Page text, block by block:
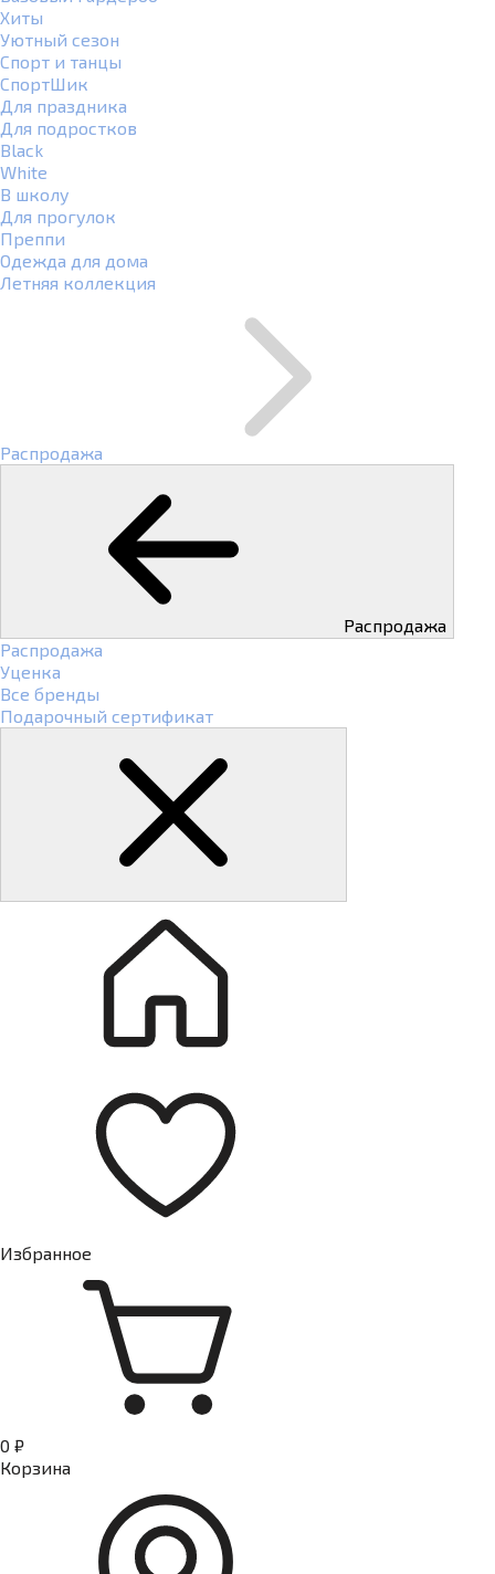
Хиты
Уютный сезон
Спорт и танцы
СпортШик
Для праздника
Для подростков
Black
White
В школу
Для прогулок
Преппи
Одежда для дома
Летняя коллекция
Распродажа
Распродажа
Распродажа
Уценка
Все бренды
Подарочный сертификат
Избранное
0 ₽
Корзина